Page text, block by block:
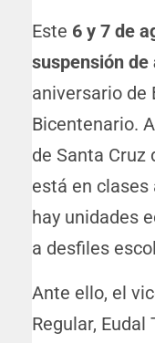
Este 6 y 7 de
suspensión
aniversario de
Bicentenario.
de Santa Cruz
está en clases
hay unidades
a desfiles
Ante ello, el
Regular,